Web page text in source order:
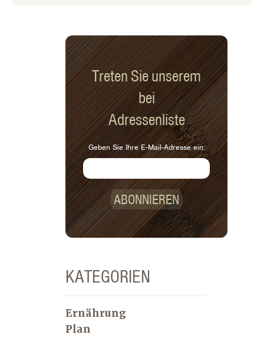
Treten Sie unserem
bei
Adressenliste
Geben Sie Ihre E-Mail-Adresse ein:
ABONNIEREN
KATEGORIEN
Ernährung
Plan